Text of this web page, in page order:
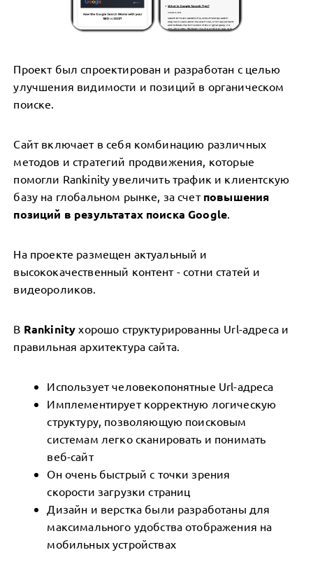
Проект был спроектирован и разработан с целью
улучшения видимости и позиций в органическом
поиске.
Сайт включает в себя комбинацию различных
методов и стратегий продвижения, которые
помогли Rankinity увеличить трафик и клиентскую
базу на глобальном рынке, за счет повышения
позиций в результатах поиска Google.
На проекте размещен актуальный и
высококачественный контент - сотни статей и
видеороликов.
В Rankinity хорошо структурированны Url-адреса и
правильная архитектура сайта.
Использует человекопонятные Url-адреса
Имплементирует корректную логическую
структуру, позволяющую поисковым
системам легко сканировать и понимать
веб-сайт
Он очень быстрый с точки зрения
скорости загрузки страниц
Дизайн и верстка были разработаны для
максимального удобства отображения на
мобильных устройствах